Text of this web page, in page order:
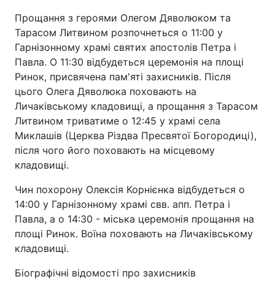
Прощання з героями Олегом Дяволюком та
Тарасом Литвином розпочнеться о 11:00 у
Гарнізонному храмі святих апостолів Петра і
Павла. О 11:30 відбудеться церемонія на площі
Ринок, присвячена пам'яті захисників. Після
цього Олега Дяволюка поховають на
Личаківському кладовищі, а прощання з Тарасом
Литвином триватиме о 12:45 у храмі села
Миклашів (Церква Різдва Пресвятої Богородиці),
після чого його поховають на місцевому
кладовищі.
Чин похорону Олексія Корнієнка відбудеться о
14:00 у Гарнізонному храмі свв. апп. Петра і
Павла, а о 14:30 - міська церемонія прощання на
площі Ринок. Воїна поховають на Личаківському
кладовищі.
Біографічні відомості про захисників